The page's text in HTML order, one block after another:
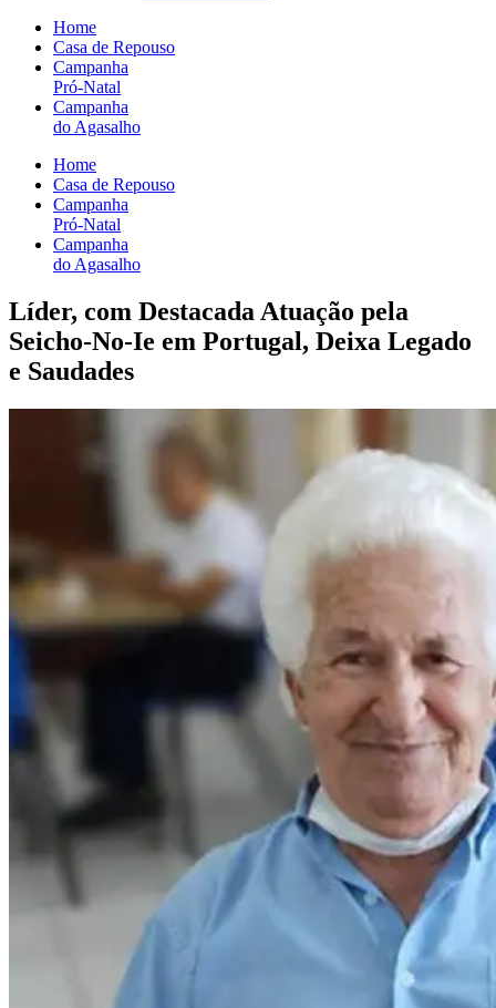
Home
Casa de Repouso
Campanha
Pró-Natal
Campanha
do Agasalho
Home
Casa de Repouso
Campanha
Pró-Natal
Campanha
do Agasalho
Líder, com Destacada Atuação pela
Seicho-No-Ie em Portugal, Deixa Legado
e Saudades